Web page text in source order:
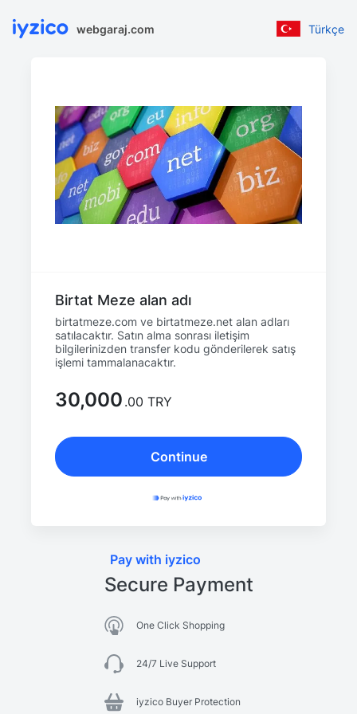
webgaraj.com Türkçe
Birtat Meze alan adı
birtatmeze.com ve birtatmeze.net alan adları
satılacaktır. Satın alma sonrası iletişim
bilgilerinizden transfer kodu gönderilerek satış
işlemi tammalanacaktır.
30,000 .00 TRY
Continue
Pay with iyzico
Secure Payment
One Click Shopping
24/7 Live Support
iyzico Buyer Protection